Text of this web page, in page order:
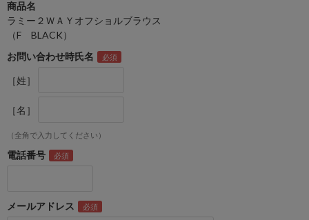
商品名
ラミー２ＷＡＹオフショルブラウス
（F BLACK）
お問い合わせ時氏名
［姓］
［名］
（全角で入力してください）
電話番号
メールアドレス